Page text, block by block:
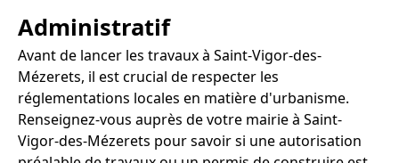
Administratif
Avant de lancer les travaux à Saint-Vigor-des-
Mézerets, il est crucial de respecter les
réglementations locales en matière d'urbanisme.
Renseignez-vous auprès de votre mairie à Saint-
Vigor-des-Mézerets pour savoir si une autorisation